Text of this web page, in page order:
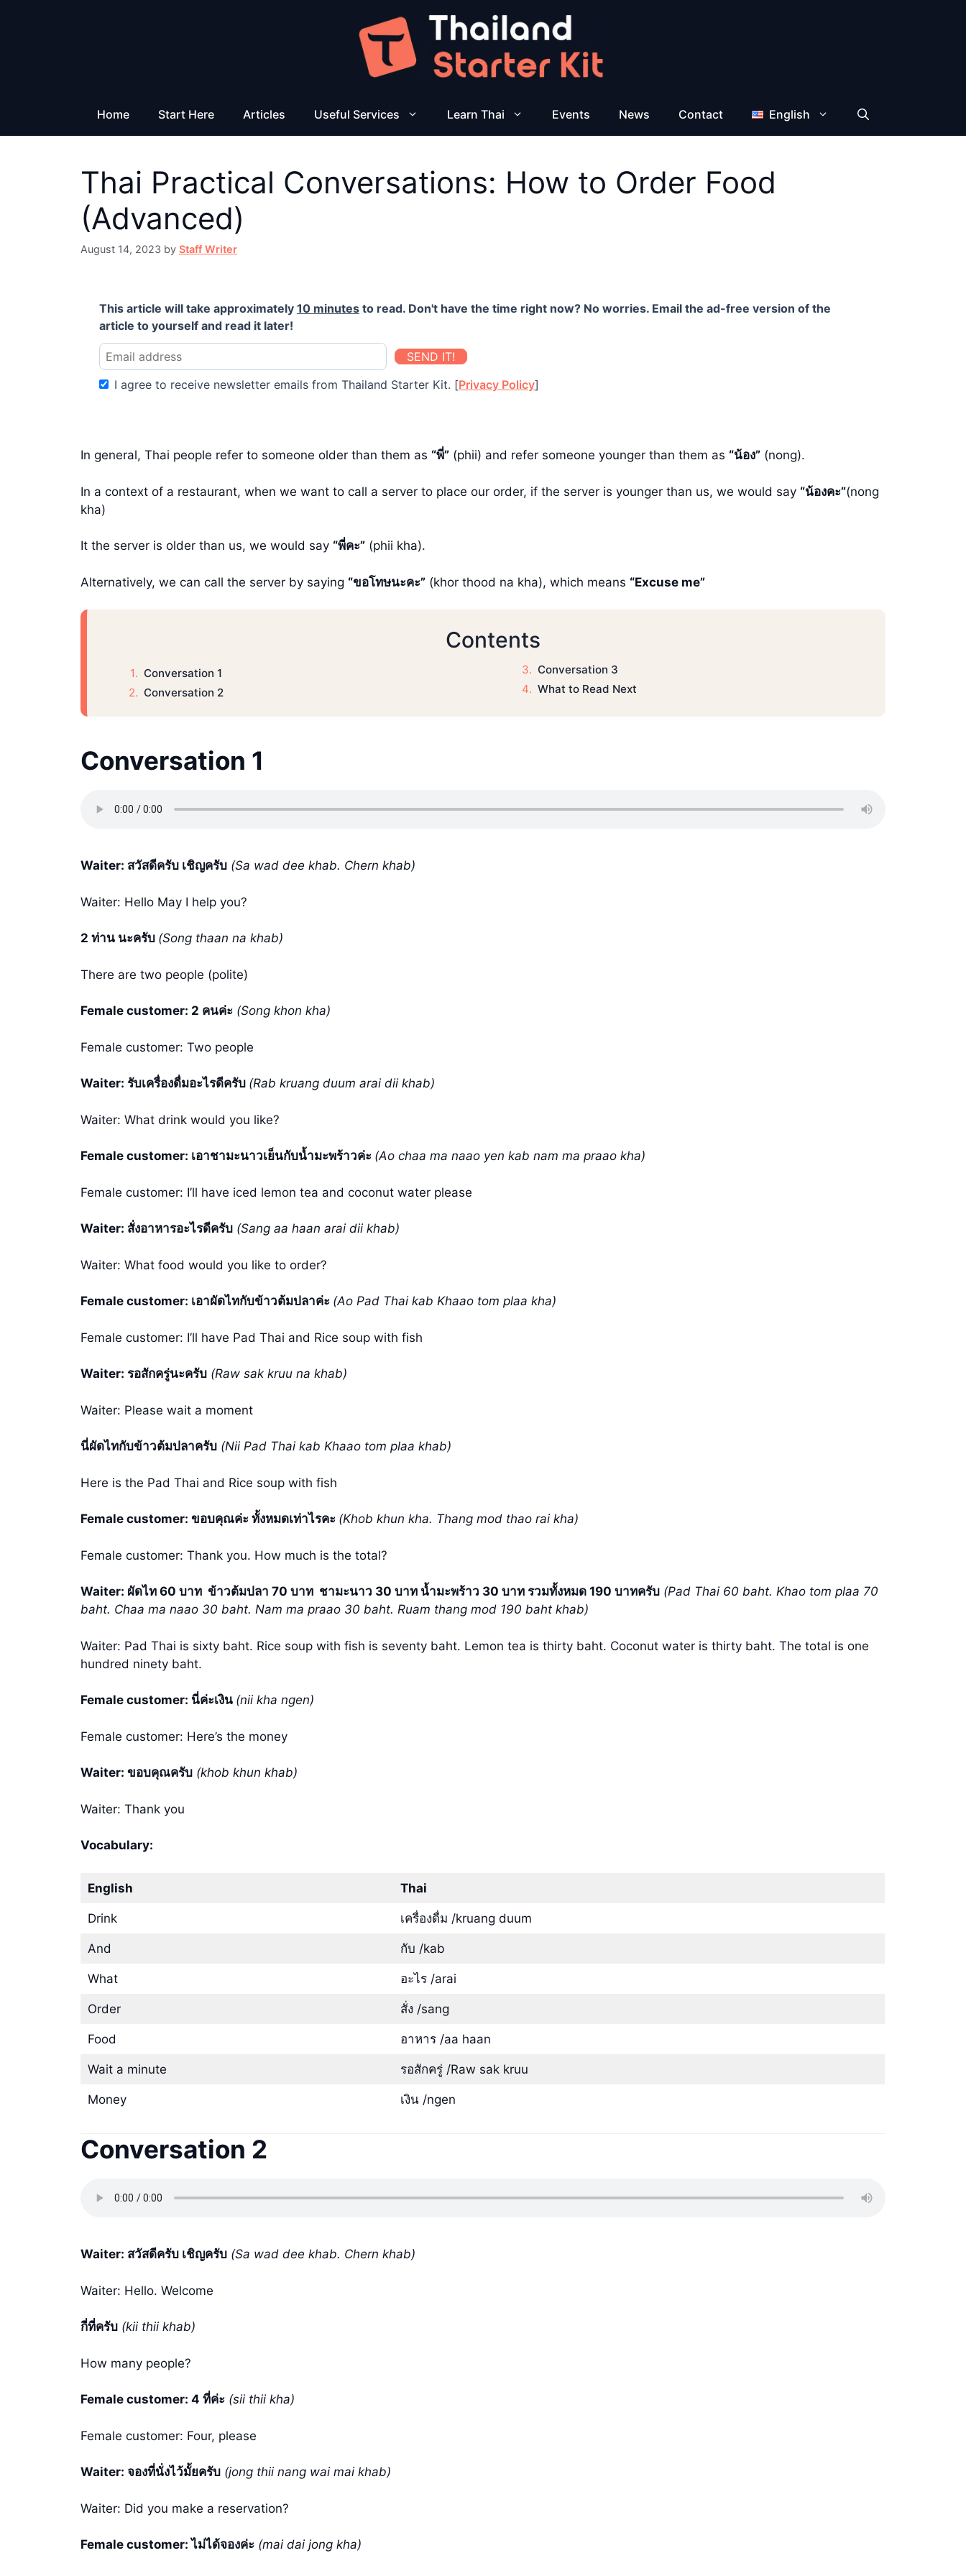
Home Start Here Articles Useful Services Learn Thai Events News Contact English
Thai Practical Conversations: How to Order Food
(Advanced)
August 14, 2023 by Staff Writer
This article will take approximately 10 minutes to read. Don't have the time right now? No worries. Email the ad-free version of the
article to yourself and read it later!
SEND IT!
I agree to receive newsletter emails from Thailand Starter Kit. [Privacy Policy]
In general, Thai people refer to someone older than them as “พี่” (phii) and refer someone younger than them as “น้อง” (nong).
In a context of a restaurant, when we want to call a server to place our order, if the server is younger than us, we would say “น้องคะ”(nong
kha)
It the server is older than us, we would say “พี่คะ” (phii kha).
Alternatively, we can call the server by saying “ขอโทษนะคะ” (khor thood na kha), which means “Excuse me”
Contents
Conversation 1
Conversation 2
Conversation 3
What to Read Next
Conversation 1
Waiter: สวัสดีครับ เชิญครับ (Sa wad dee khab. Chern khab)
Waiter: Hello May I help you?
2 ท่าน นะครับ (Song thaan na khab)
There are two people (polite)
Female customer: 2 คนค่ะ (Song khon kha)
Female customer: Two people
Waiter: รับเครื่องดื่มอะไรดีครับ (Rab kruang duum arai dii khab)
Waiter: What drink would you like?
Female customer: เอาชามะนาวเย็นกับน้ำมะพร้าวค่ะ (Ao chaa ma naao yen kab nam ma praao kha)
Female customer: I’ll have iced lemon tea and coconut water please
Waiter: สั่งอาหารอะไรดีครับ (Sang aa haan arai dii khab)
Waiter: What food would you like to order?
Female customer: เอาผัดไทกับข้าวต้มปลาค่ะ (Ao Pad Thai kab Khaao tom plaa kha)
Female customer: I’ll have Pad Thai and Rice soup with fish
Waiter: รอสักครู่นะครับ (Raw sak kruu na khab)
Waiter: Please wait a moment
นี่ผัดไทกับข้าวต้มปลาครับ (Nii Pad Thai kab Khaao tom plaa khab)
Here is the Pad Thai and Rice soup with fish
Female customer: ขอบคุณค่ะ ทั้งหมดเท่าไรคะ (Khob khun kha. Thang mod thao rai kha)
Female customer: Thank you. How much is the total?
Waiter: ผัดไท 60 บาท ข้าวต้มปลา 70 บาท ชามะนาว 30 บาท น้ำมะพร้าว 30 บาท รวมทั้งหมด 190 บาทครับ (Pad Thai 60 baht. Khao tom plaa 70
baht. Chaa ma naao 30 baht. Nam ma praao 30 baht. Ruam thang mod 190 baht khab)
Waiter: Pad Thai is sixty baht. Rice soup with fish is seventy baht. Lemon tea is thirty baht. Coconut water is thirty baht. The total is one
hundred ninety baht.
Female customer: นี่ค่ะเงิน (nii kha ngen)
Female customer: Here’s the money
Waiter: ขอบคุณครับ (khob khun khab)
Waiter: Thank you
Vocabulary:
English Thai
Drink เครื่องดื่ม /kruang duum
And กับ /kab
What อะไร /arai
Order สั่ง /sang
Food อาหาร /aa haan
Wait a minute รอสักครู่ /Raw sak kruu
Money เงิน /ngen
Conversation 2
Waiter: สวัสดีครับ เชิญครับ (Sa wad dee khab. Chern khab)
Waiter: Hello. Welcome
กี่ที่ครับ (kii thii khab)
How many people?
Female customer: 4 ที่ค่ะ (sii thii kha)
Female customer: Four, please
Waiter: จองที่นั่งไว้มั้ยครับ (jong thii nang wai mai khab)
Waiter: Did you make a reservation?
Female customer: ไม่ได้จองค่ะ (mai dai jong kha)